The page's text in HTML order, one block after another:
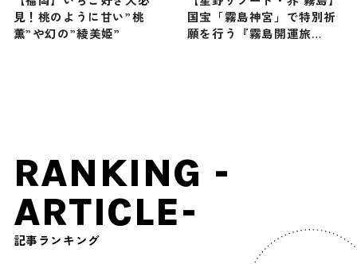
見！桃のように甘い”桃
薫”や幻の”綾美姫”
国宝「霧島神宮」で特別祈
願を行う『霧島開運旅
RANKING -
ARTICLE-
記事ランキング